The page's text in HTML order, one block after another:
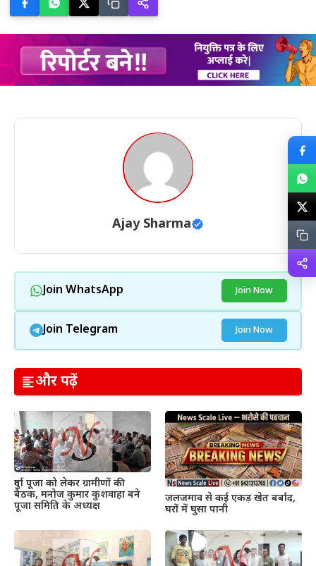
Ajay Sharma
Join WhatsApp Join Now
Join Telegram Join Now
और पढ़ें
दुर्गा पूजा को लेकर ग्रामीणों की
बैठक, मनोज कुमार कुशवाहा बने
पूजा समिति के अध्यक्ष
जलजमाव से कई एकड़ खेत बर्बाद,
घरों में घुसा पानी